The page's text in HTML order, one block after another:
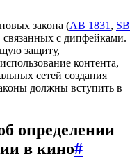
закона (AB 1831 , SB
с дипфейками.
защиту,
контента,
сетей создания
должны вступить в
определении
в кино#